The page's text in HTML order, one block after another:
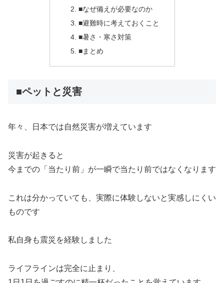
■なぜ備えが必要なのか
■避難時に考えておくこと
■暑さ・寒さ対策
■まとめ
■ペットと災害
年々、日本では自然災害が増えています
災害が起きると
今までの「当たり前」が一瞬で当たり前ではなくなります
これは分かっていても、実際に体験しないと実感しにくい
ものです
私自身も震災を経験しました
ライフラインは完全に止まり、